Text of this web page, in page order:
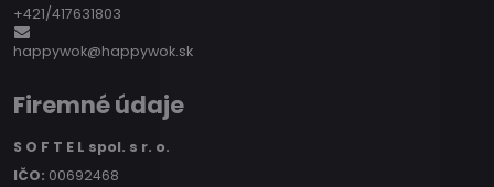
+421/417631803
happywok@happywok.sk
Firemné údaje
S O F T E L spol. s r. o.
IČO: 00692468